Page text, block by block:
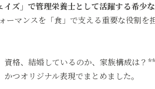
ズ」で管理栄養士として活躍する希少な
マンスを「食」で支える重要な役割を
格、結婚しているのか、家族構成は？**
つオリジナル表現でまとめました。